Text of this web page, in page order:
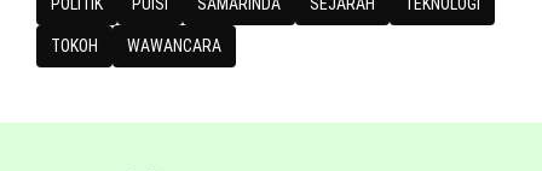
POLITIK PUISI SAMARINDA SEJARAH TEKNOLOGI
TOKOH WAWANCARA